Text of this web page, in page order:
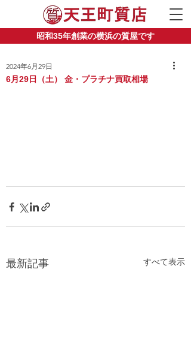
昭和35年創業の横浜の質屋です
6月29日（土） 金・プラチナ買取相場
2024年6月29日
最新記事 すべて表示